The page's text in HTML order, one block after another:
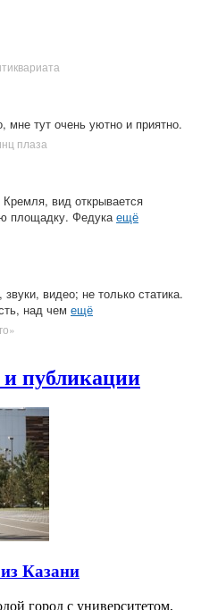
тут очень уютно и приятно.
плаза
вид открывается
площадку. Федука ещё
видео; не только статика.
над чем ещё
и публикации
Казани
город с университетом,